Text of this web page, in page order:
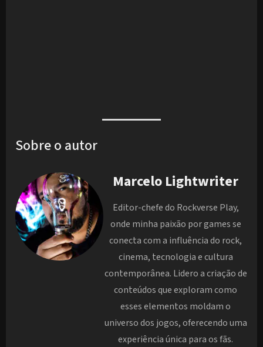
Sobre o autor
Marcelo Lightwriter
Editor-chefe do Rockverse Play,
onde minha paixão por games se
conecta com a influência do rock,
cinema, tecnologia e cultura
contemporânea. Lidero a criação de
conteúdos que exploram como
esses elementos moldam o
universo dos jogos, oferecendo uma
experiência única para os fãs.